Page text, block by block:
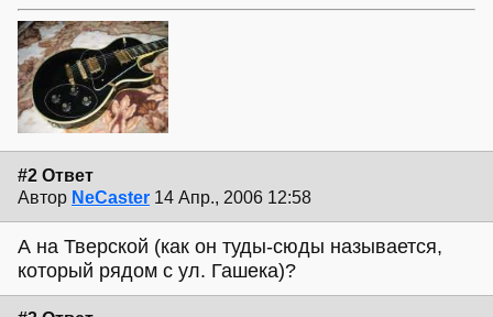
#2 Ответ
Автор NeCaster 14 Апр., 2006 12:58
А на Тверской (как он туды-сюды называется,
который рядом с ул. Гашека)?